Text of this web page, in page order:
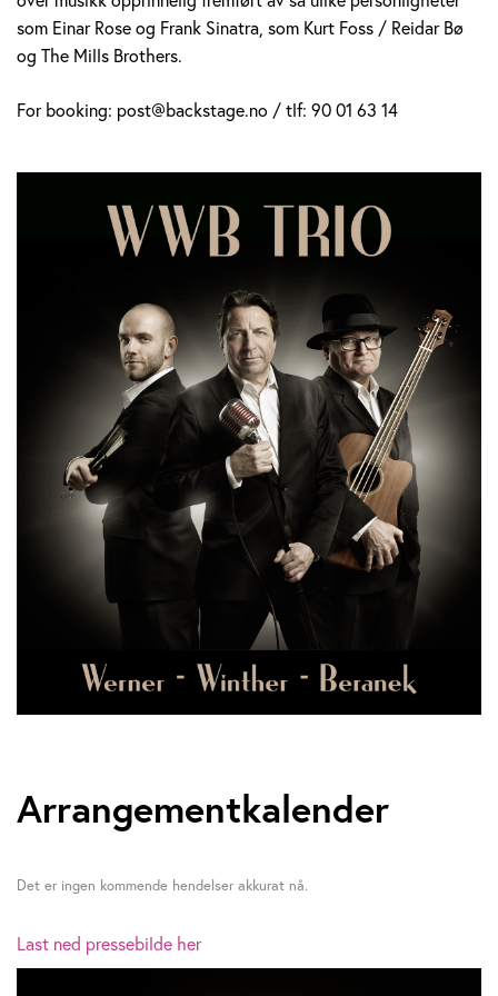
som Einar Rose og Frank Sinatra, som Kurt Foss / Reidar Bø
og The Mills Brothers.
For booking: post@backstage.no / tlf: 90 01 63 14
Arrangementkalender
Det er ingen kommende hendelser akkurat nå.
Last ned pressebilde her